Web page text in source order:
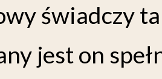
świadczy
jest on